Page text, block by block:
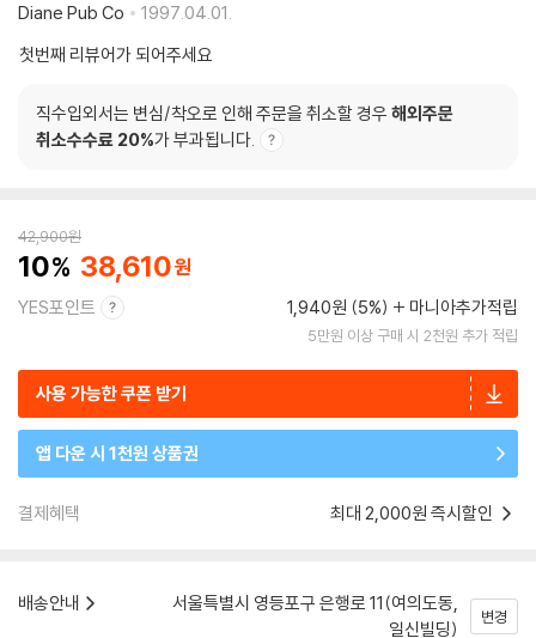
Diane Pub Co
1997.04.01.
첫번째 리뷰어가 되어주세요
직수입외서는 변심/착오로 인해 주문을 취소할 경우 해외주문
취소수수료 20%가 부과됩니다.
42,900원
10 38,610
YES포인트 1,940원 (5%) 마니아추가적립
5만원 이상 구매 시 2천원 추가 적립
사용 가능한 쿠폰 받기
앱 다운 시 1천원 상품권
결제혜택 최대 2,000원 즉시할인
배송안내
서울특별시 영등포구 은행로 11(여의도동,
일신빌딩)
변경